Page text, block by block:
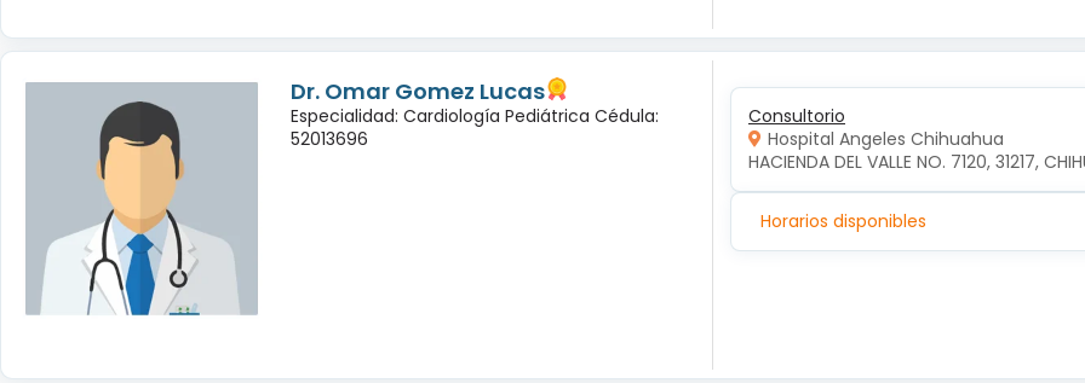
Dr. Omar Gomez Lucas
Especialidad: Cardiología Pediátrica Cédula:
52013696
Consultorio
Hospital Angeles Chihuahua
HACIENDA DEL VALLE NO. 7120, 31217,
Horarios disponibles